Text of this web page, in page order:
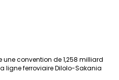
une convention de 1,258 milliard
ligne ferroviaire Dilolo-Sakania